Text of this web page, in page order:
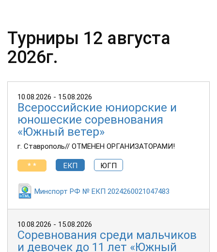
Турниры 12 августа
2026г.
10.08.2026 - 15.08.2026
Всероссийские юниорские и
юношеские соревнования
«Южный ветер»
г. Ставрополь// ОТМЕНЕН ОРГАНИЗАТОРАМИ!
* * ЕКП ЮГП
Минспорт РФ № ЕКП 2024260021047483
10.08.2026 - 15.08.2026
Соревнования среди мальчиков
и девочек до 11 лет «Южный